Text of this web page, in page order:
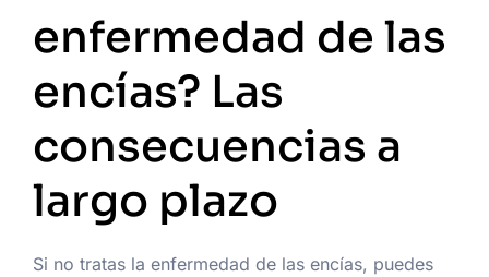
enfermedad de las
encías? Las
consecuencias a
largo plazo
Si no tratas la enfermedad de las encías, puedes